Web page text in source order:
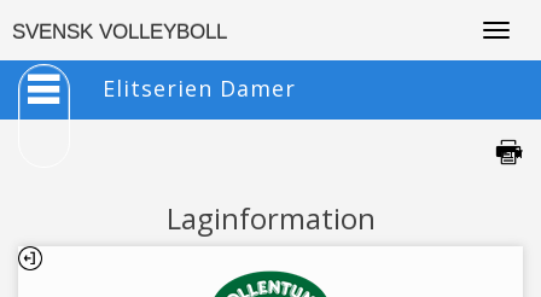
SVENSK VOLLEYBOLL
Elitserien Damer
Laginformation